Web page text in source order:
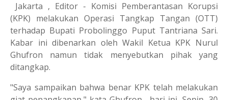
Jakarta , Editor - Komisi Pemberantasan Korupsi
(KPK) melakukan Operasi Tangkap Tangan (OTT)
terhadap Bupati Probolinggo Puput Tantriana Sari.
Kabar ini dibenarkan oleh Wakil Ketua KPK Nurul
Ghufron namun tidak menyebutkan pihak yang
ditangkap.
"Saya sampaikan bahwa benar KPK telah melakukan